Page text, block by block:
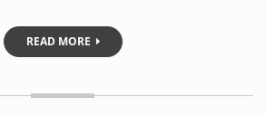
READ MORE